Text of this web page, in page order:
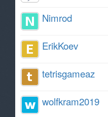
Nimrod
ErikKoev
tetrisgameaz
wolfkram2019